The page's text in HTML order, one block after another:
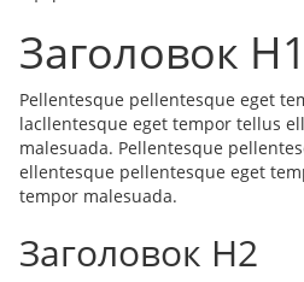
Заголовок H1
Pellentesque pellentesque eget
lacllentesque eget tempor tellus
malesuada. Pellentesque
ellentesque pellentesque eget
tempor malesuada.
Заголовок H2